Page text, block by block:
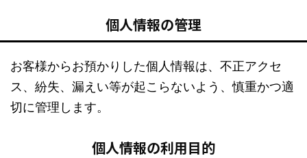
個人情報の管理
お客様からお預かりした個人情報は、不正アクセ
ス、紛失、漏えい等が起こらないよう、慎重かつ適
切に管理します。
個人情報の利用目的